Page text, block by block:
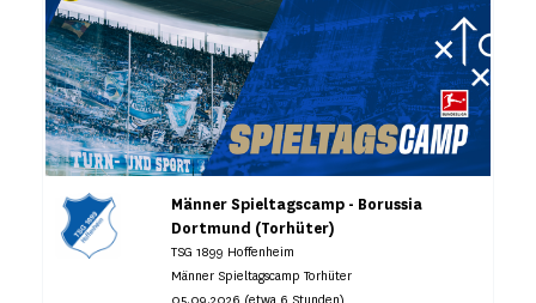
Männer Spieltagscamp - Borussia
Dortmund (Torhüter)
TSG 1899 Hoffenheim
Männer Spieltagscamp Torhüter
05.09.2026 (etwa 6 Stunden)